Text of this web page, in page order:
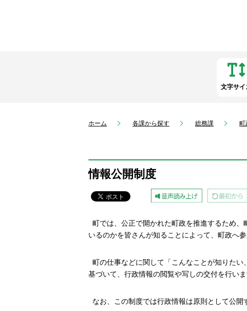
文字サイ
ホーム 各課から探す 総務課 町
情報公開制度
町では、公正で開かれた町政を推進するため
いるのかを皆さんが知ることによって、町政へ
町の仕事などに関して「こんなことが知りた
基づいて、行政情報の閲覧や写しの交付を行いま
なお、この制度では行政情報は原則として公